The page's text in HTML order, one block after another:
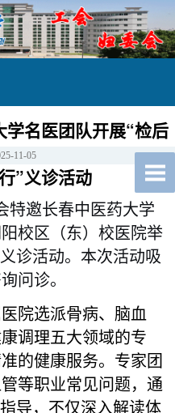
名医团队开展“检后
”义诊活动
11-05
特邀长春中医药大学
校区（东）校医院举
诊活动。本次活动吸
问诊。
院选派骨病、脑血
调理五大领域的专
的健康服务。专家团
等职业常见问题，通
导，不仅深入解读体